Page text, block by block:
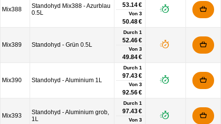
Mix388
Standohyd Mix388 - Azurblau
0.5L
53.14 €
Von 3
50.48 €
Mix389 Standohyd - Grün 0.5L
Durch 1
52.46 €
Von 3
49.84 €
Mix390 Standohyd - Aluminium 1L
Durch 1
97.43 €
Von 3
92.56 €
Mix393
Standohyd - Aluminium grob,
1L
Durch 1
97.43 €
Von 3